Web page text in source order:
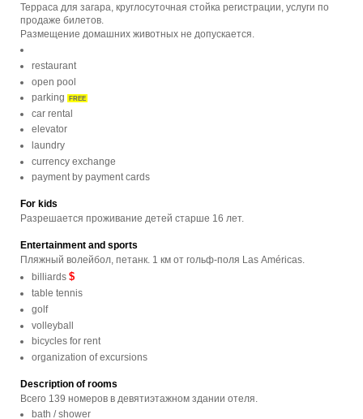
Терраса для загара, круглосуточная стойка регистрации, услуги по
продаже билетов.
Размещение домашних животных не допускается.
restaurant
open pool
parking FREE
car rental
elevator
laundry
currency exchange
payment by payment cards
For kids
Разрешается проживание детей старше 16 лет.
Entertainment and sports
Пляжный волейбол, петанк. 1 км от гольф-поля Las Américas.
billiards $
table tennis
golf
volleyball
bicycles for rent
organization of excursions
Description of rooms
Всего 139 номеров в девятиэтажном здании отеля.
bath / shower